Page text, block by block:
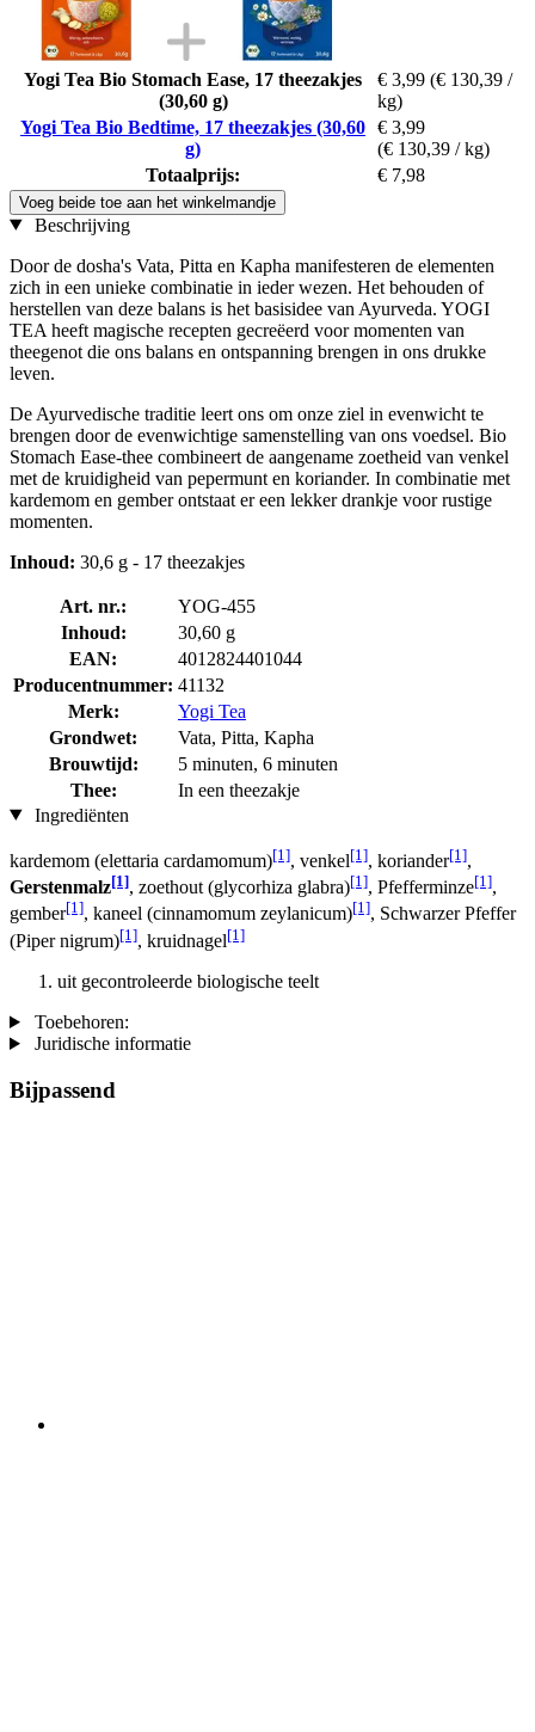
Yogi Tea Bio Stomach Ease, 17 theezakjes
(30,60 g)
€ 3,99 (€ 130,39 /
kg)
Yogi Tea Bio Bedtime, 17 theezakjes (30,60
g)
€ 3,99
(€ 130,39 / kg)
Totaalprijs:
€ 7,98
Voeg beide toe aan het winkelmandje
Beschrijving
Door de dosha's Vata, Pitta en Kapha manifesteren de elementen
zich in een unieke combinatie in ieder wezen. Het behouden of
herstellen van deze balans is het basisidee van Ayurveda. YOGI
TEA heeft magische recepten gecreëerd voor momenten van
theegenot die ons balans en ontspanning brengen in ons drukke
leven.
De Ayurvedische traditie leert ons om onze ziel in evenwicht te
brengen door de evenwichtige samenstelling van ons voedsel. Bio
Stomach Ease-thee combineert de aangename zoetheid van venkel
met de kruidigheid van pepermunt en koriander. In combinatie met
kardemom en gember ontstaat er een lekker drankje voor rustige
momenten.
Inhoud: 30,6 g - 17 theezakjes
Art. nr.:
YOG-455
Inhoud:
30,60 g
EAN:
4012824401044
Producentnummer: 41132
Merk:
Yogi Tea
Grondwet:
Vata, Pitta, Kapha
Brouwtijd:
5 minuten, 6 minuten
Thee:
In een theezakje
Ingrediënten
kardemom (elettaria cardamomum)[1], venkel[1], koriander[1],
Gerstenmalz[1], zoethout (glycorhiza glabra)[1], Pfefferminze[1],
gember[1], kaneel (cinnamomum zeylanicum)[1], Schwarzer Pfeffer
(Piper nigrum)[1], kruidnagel[1]
uit gecontroleerde biologische teelt
Toebehoren:
Juridische informatie
Bijpassend